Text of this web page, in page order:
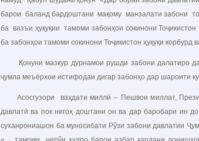
барои баланд бардоштани мақому манзалати забони
ба вазъи ҳуқуқии тамоми забонҳои сокинони
ба забонҳои тамоми сокинони Тоҷикистон ҳуқуқи
Қонуни мазкур дурнамои рушди забони далатиро дар
ҷумла меъёрхои истифодаи дигар забонҳо дар шароити
Асосгузори ваҳдати миллӣ – Пешвои миллат,
давлатӣ ва пок нигоҳ доштани он ва дар баробари ин
суханрониашон ба муносибати Рўзи забони давлатии